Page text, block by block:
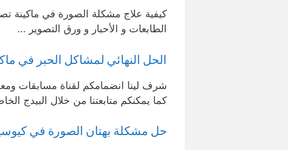
كيفية علاج مشكلة الصورة في ماكينة
الطابعات و الأحبار و ورق التصوير …
الحل النهائي لمشاكل الحبر في
شرف لينا انضمامكم لقناة مسابقات
كما يمكنكم متابعتنا من خلال البيدج
حل مشكلة بهتان الصورة في